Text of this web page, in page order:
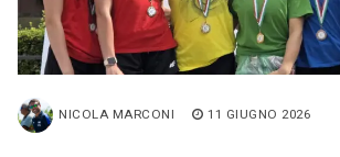
NICOLA MARCONI 11 GIUGNO 2026